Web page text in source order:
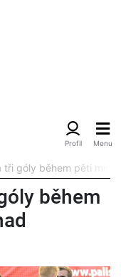
tři góly během pěti
během